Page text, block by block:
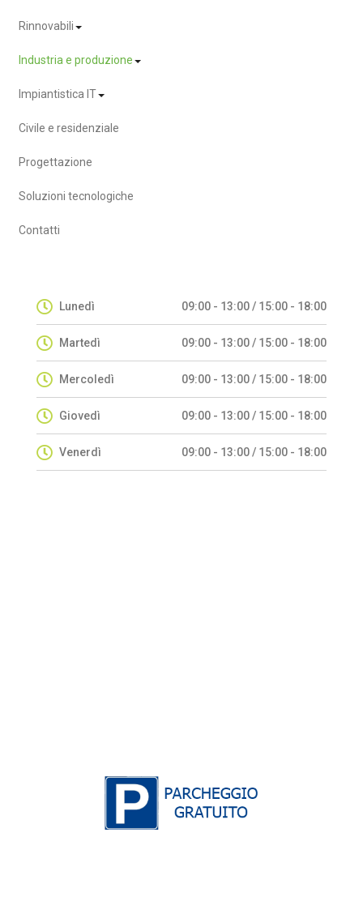
Rinnovabili
Industria e produzione
Impiantistica IT
Civile e residenziale
Progettazione
Soluzioni tecnologiche
Contatti
Lunedì 09:00 - 13:00 / 15:00 - 18:00
Martedì 09:00 - 13:00 / 15:00 - 18:00
Mercoledì 09:00 - 13:00 / 15:00 - 18:00
Giovedì 09:00 - 13:00 / 15:00 - 18:00
Venerdì 09:00 - 13:00 / 15:00 - 18:00